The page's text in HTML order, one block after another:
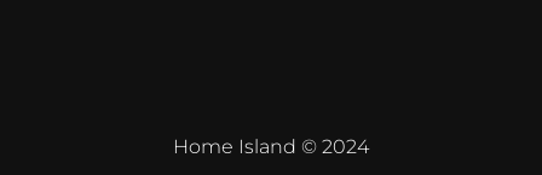
Home Island © 2024